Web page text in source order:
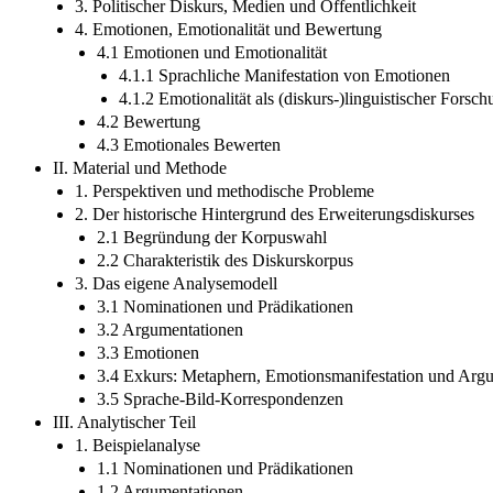
3. Politischer Diskurs, Medien und Öffentlichkeit
4. Emotionen, Emotionalität und Bewertung
4.1 Emotionen und Emotionalität
4.1.1 Sprachliche Manifestation von Emotionen
4.1.2 Emotionalität als (diskurs-)linguistischer
4.2 Bewertung
4.3 Emotionales Bewerten
II. Material und Methode
1. Perspektiven und methodische Probleme
2. Der historische Hintergrund des Erweiterungsdiskurses
2.1 Begründung der Korpuswahl
2.2 Charakteristik des Diskurskorpus
3. Das eigene Analysemodell
3.1 Nominationen und Prädikationen
3.2 Argumentationen
3.3 Emotionen
3.4 Exkurs: Metaphern, Emotionsmanifestation und
3.5 Sprache-Bild-Korrespondenzen
III. Analytischer Teil
1. Beispielanalyse
1.1 Nominationen und Prädikationen